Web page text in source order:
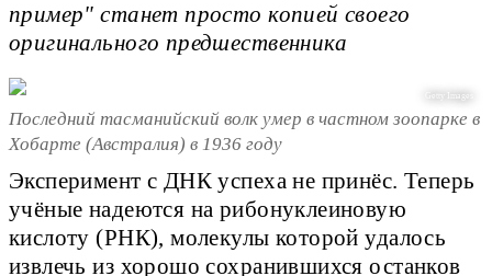
пример" станет просто копией своего
оригинального предшественника
Getty Images
Последний тасманийский волк умер в частном зоопарке в
Хобарте (Австралия) в 1936 году
Эксперимент с ДНК успеха не принёс. Теперь
учёные надеются на рибонуклеиновую
кислоту (РНК), молекулы которой удалось
извлечь из хорошо сохранившихся останков